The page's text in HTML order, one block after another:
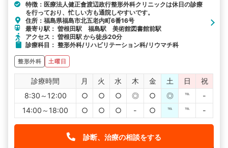
特徴：医療法人健正會渡辺政行整形外科クリニックは休日の診療
を行っており、忙しい方も通院しやすいです。
住所：福島県福島市北五老内町6番16号
最寄り駅： 曽根田駅 福島駅 美術館図書館前駅
アクセス： 曽根田駅 から徒歩20分
診療科目： 整形外科/リハビリテーション科/リウマチ科
整形外科 土曜日
診療時間 月 火 水 木 金 土 日
祝
8:30～12:00
○ ○ ○ ◎ ○ ◎ ℡
-
14:00～18:00
○ ○ ○ - ○ ℡ ℡ -
診断、治療の相談をする